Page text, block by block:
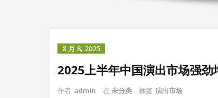
8 月 8, 2025
2025上半年中国演出市场强
作者 admin 在 未分类 标签 演出市场